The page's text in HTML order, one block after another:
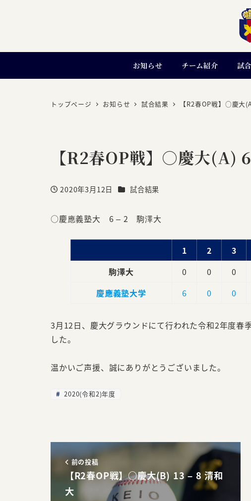
お知らせ チーム紹介 試
トップページ お知らせ 試合結果 【R2春OP戦】○慶大
【R2春OP戦】○慶大(A)
投稿日
2020年3月12日 カテゴリー
試合結果
○慶應義塾大 6 – 2 駒澤大
1 2 3
駒澤大
0 0 0
慶應義塾大学
6 0 0
3月12日、慶大グラウンドにて行われた令和2年度
した。
温かいご声援、誠にありがとうございました。
2020(令和2)年度
前の投稿
【R2春OP戦】○慶大(B) 13 – 8 清和
大